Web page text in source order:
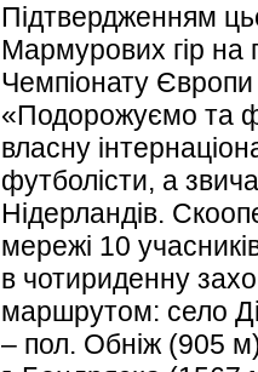
Підтвердженням
Мармурових гір на
Чемпіонату
«Подорожуємо та
власну
футболісти, а
Нідерландів.
мережі 10
в чотириденну
маршрутом: село
– пол. Обніж (905